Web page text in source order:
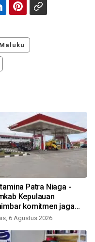
Patra Niaga -
Kepulauan
komitmen jaga
suplai BBM di
6 Agustus 2026